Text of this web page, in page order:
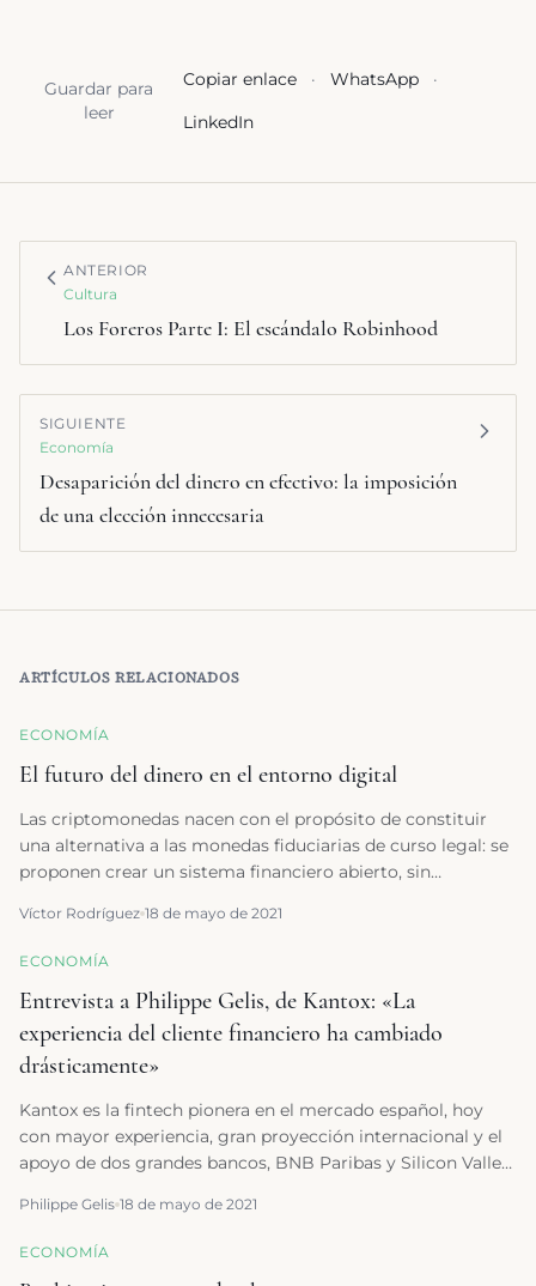
Guardar para
leer
Copiar enlace · WhatsApp
·
LinkedIn
ANTERIOR
Cultura
Los Foreros Parte I: El escándalo Robinhood
SIGUIENTE
Economía
Desaparición del dinero en efectivo: la imposición
de una elección innecesaria
ARTÍCULOS RELACIONADOS
ECONOMÍA
El futuro del dinero en el entorno digital
Las criptomonedas nacen con el propósito de constituir
una alternativa a las monedas fiduciarias de curso legal: se
proponen crear un sistema financiero abierto, sin
anonimato, ejercer un control estricto sobre la oferta
monetaria y ser totalmente transparente respecto de su
Víctor Rodríguez 18 de mayo de 2021
ECONOMÍA
Entrevista a Philippe Gelis, de Kantox: «La
experiencia del cliente financiero ha cambiado
drásticamente»
Kantox es la fintech pionera en el mercado español, hoy
con mayor experiencia, gran proyección internacional y el
apoyo de dos grandes bancos, BNB Paribas y Silicon Valley
internacionales, y es una de las pioneras en el mercado
fintech de nuestro país. Hemos hecho una doble entrevista
Philippe Gelis 18 de mayo de 2021
ECONOMÍA